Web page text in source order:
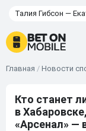
Талия Гибсон —
Главная / Новости
Кто станет
в
«Арсенал» —